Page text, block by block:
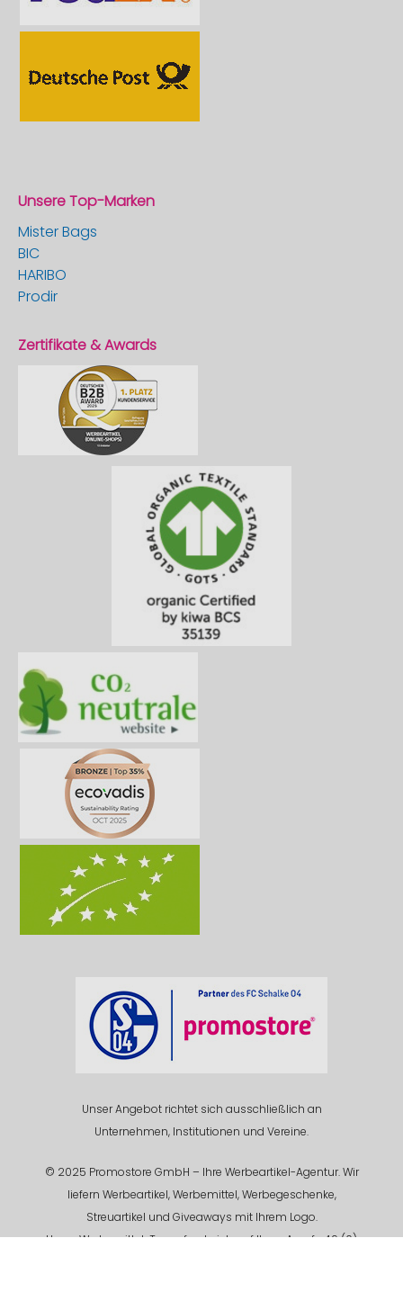
Unsere Top-Marken
Mister Bags
BIC
HARIBO
Prodir
Zertifikate & Awards
Unser Angebot richtet sich ausschließlich an
Unternehmen, Institutionen und Vereine.
© 2025 Promostore GmbH – Ihre Werbeartikel-Agentur. Wir
liefern Werbeartikel, Werbemittel, Werbegeschenke,
Streuartikel und Giveaways mit Ihrem Logo.
Unser Werbemittel-Team freut sich auf Ihren Anruf +49 (0)